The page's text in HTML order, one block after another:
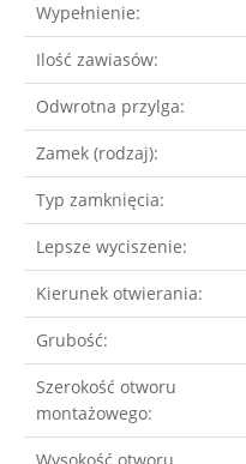
Wypełnienie:
Ilość zawiasów:
Odwrotna przylga:
Zamek (rodzaj):
Typ zamknięcia:
Lepsze wyciszenie:
Kierunek otwierania:
Grubość:
Szerokość otworu
montażowego: